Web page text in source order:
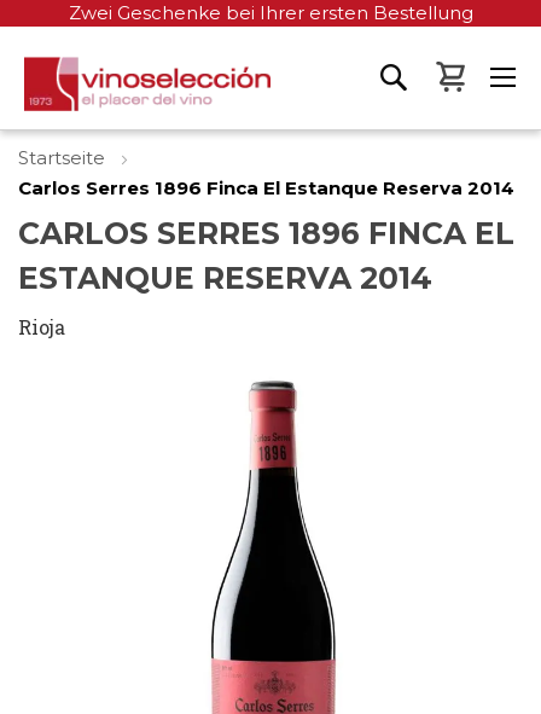
Zwei Geschenke bei Ihrer ersten Bestellung
Mein
Startseite
Carlos Serres 1896 Finca El Estanque Reserva 2014
CARLOS SERRES 1896 FINCA EL
ESTANQUE RESERVA 2014
Rioja